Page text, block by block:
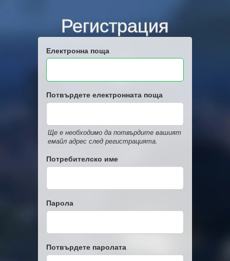
Регистрация
Електронна поща
Потвърдете електронната поща
Ще е необходимо да потвърдите вашият
емайл адрес след регистрацията.
Потребителско име
Парола
Потвърдете паролата